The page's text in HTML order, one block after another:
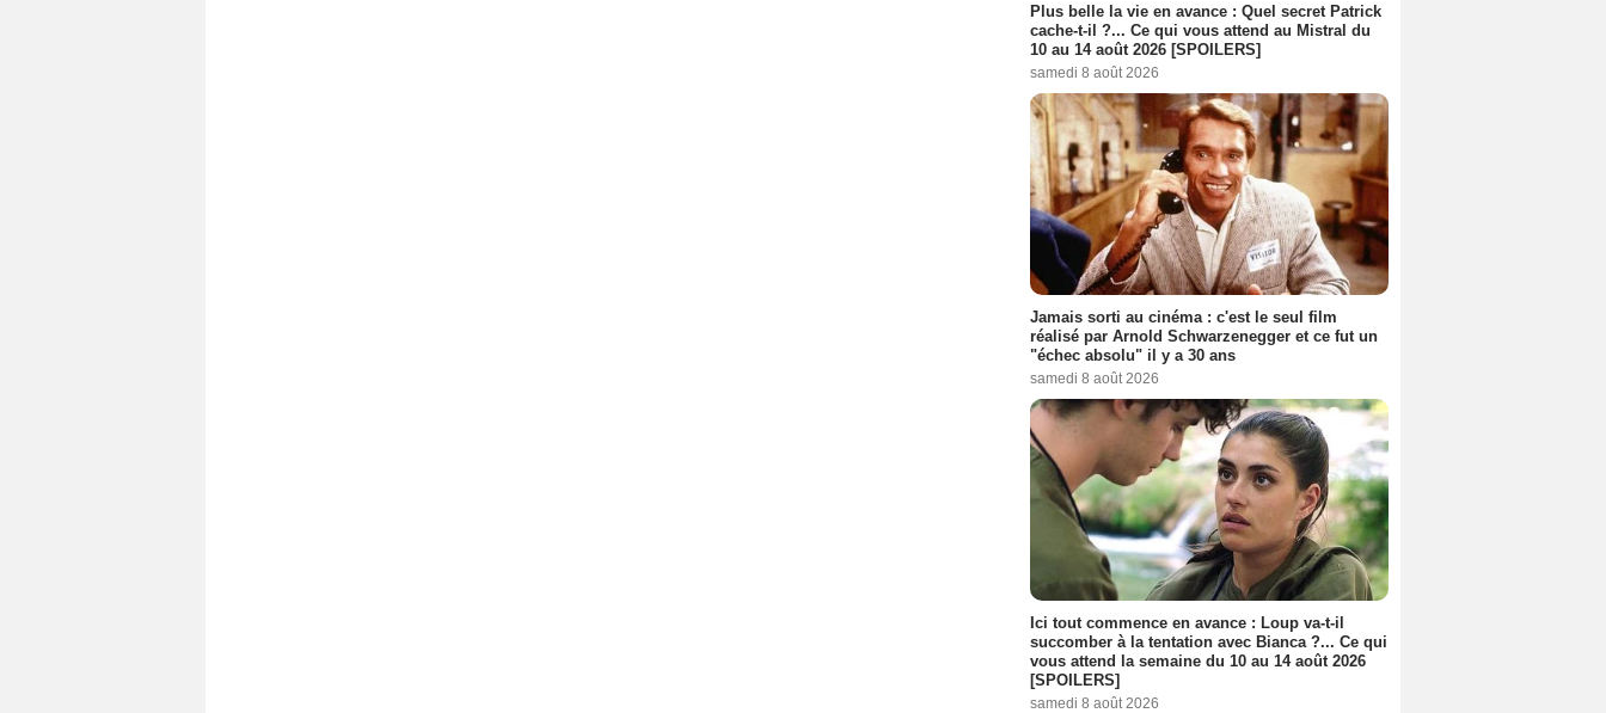
Plus belle la vie en avance : Quel secret Patrick
cache-t-il ?... Ce qui vous attend au Mistral du
10 au 14 août 2026 [SPOILERS]
samedi 8 août 2026
Jamais sorti au cinéma : c'est le seul film
réalisé par Arnold Schwarzenegger et ce fut un
"échec absolu" il y a 30 ans
samedi 8 août 2026
Ici tout commence en avance : Loup va-t-il
succomber à la tentation avec Bianca ?... Ce qui
vous attend la semaine du 10 au 14 août 2026
[SPOILERS]
samedi 8 août 2026